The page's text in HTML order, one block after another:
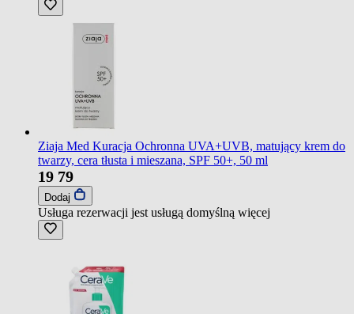
Ziaja Med Kuracja Ochronna UVA+UVB, matujący krem do
twarzy, cera tłusta i mieszana, SPF 50+, 50 ml
19 79
Dodaj
Usługa rezerwacji jest usługą domyślną więcej